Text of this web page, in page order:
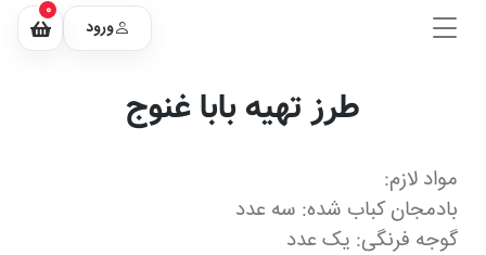
ورود
0
طرز تهیه بابا غنوج
مواد لازم:
بادمجان کباب شده: سه عدد
گوجه فرنگی: یک عدد